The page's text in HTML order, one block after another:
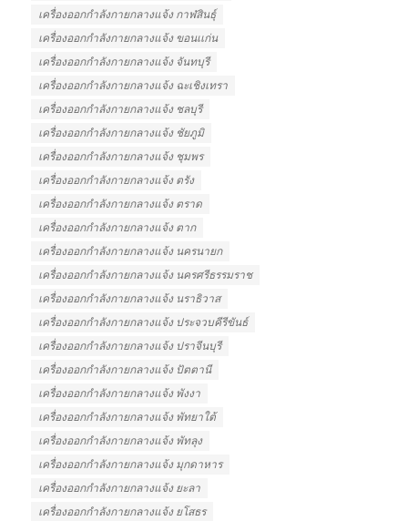
เครื่องออกกําลังกายกลางแจ้ง กาฬสินธุ์
เครื่องออกกําลังกายกลางแจ้ง ขอนเเก่น
เครื่องออกกําลังกายกลางแจ้ง จันทบุรี
เครื่องออกกําลังกายกลางแจ้ง ฉะเชิงเทรา
เครื่องออกกําลังกายกลางแจ้ง ชลบุรี
เครื่องออกกําลังกายกลางแจ้ง ชัยภูมิ
เครื่องออกกําลังกายกลางแจ้ง ชุมพร
เครื่องออกกําลังกายกลางแจ้ง ตรัง
เครื่องออกกําลังกายกลางแจ้ง ตราด
เครื่องออกกําลังกายกลางแจ้ง ตาก
เครื่องออกกําลังกายกลางแจ้ง นครนายก
เครื่องออกกําลังกายกลางแจ้ง นครศรีธรรมราช
เครื่องออกกําลังกายกลางแจ้ง นราธิวาส
เครื่องออกกําลังกายกลางแจ้ง ประจวบคีรีขันธ์
เครื่องออกกําลังกายกลางแจ้ง ปราจีนบุรี
เครื่องออกกําลังกายกลางแจ้ง ปัตตานี
เครื่องออกกําลังกายกลางแจ้ง พังงา
เครื่องออกกําลังกายกลางแจ้ง พัทยาใต้
เครื่องออกกําลังกายกลางแจ้ง พัทลุง
เครื่องออกกําลังกายกลางแจ้ง มุกดาหาร
เครื่องออกกําลังกายกลางแจ้ง ยะลา
เครื่องออกกําลังกายกลางแจ้ง ยโสธร